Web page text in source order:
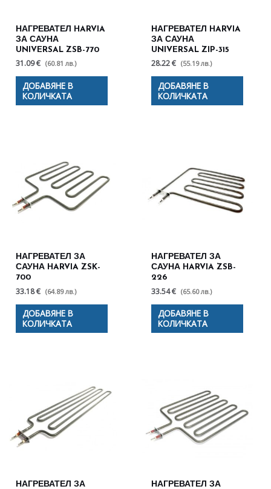
НАГРЕВАТЕЛ HARVIA
ЗА САУНА
UNIVERSAL ZSB-770
31.09 € (60.81 лв.)
ДОБАВЯНЕ В
КОЛИЧКАТА
НАГРЕВАТЕЛ HARVIA
ЗА САУНА
UNIVERSAL ZIP-315
28.22 € (55.19 лв.)
ДОБАВЯНЕ В
КОЛИЧКАТА
НАГРЕВАТЕЛ ЗА
САУНА HARVIA ZSK-
700
33.18 € (64.89 лв.)
ДОБАВЯНЕ В
КОЛИЧКАТА
НАГРЕВАТЕЛ ЗА
САУНА HARVIA ZSB-
226
33.54 € (65.60 лв.)
ДОБАВЯНЕ В
КОЛИЧКАТА
НАГРЕВАТЕЛ ЗА
НАГРЕВАТЕЛ ЗА